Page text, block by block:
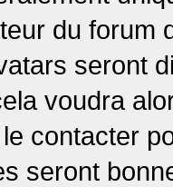
du forum
seront
voudra
contacter
seront